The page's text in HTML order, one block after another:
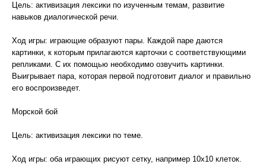
Цель: активизация лексики по изученным темам, развитие
навыков диалогической речи.
Ход игры: играющие образуют пары. Каждой паре даются
картинки, к которым прилагаются карточки с соответствующими
репликами. С их помощью необходимо озвучить картинки.
Выигрывает пара, которая первой подготовит диалог и правильно
его воспроизведет.
Морской бой
Цель: активизация лексики по теме.
Ход игры: оба играющих рисуют сетку, например 10х10 клеток.